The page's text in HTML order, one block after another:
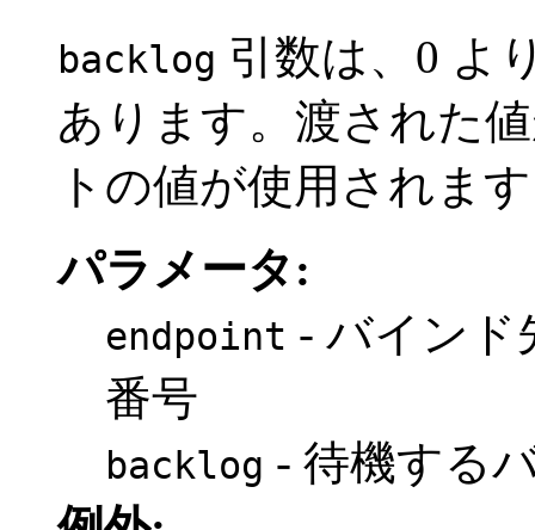
backlog 引数は、0 よ
あります。渡された
トの値が使用されま
パラメータ:
endpoint - バインド
番号
backlog - 待機する